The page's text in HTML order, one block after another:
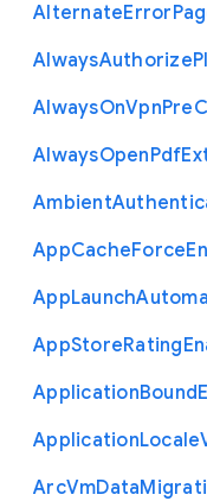
AlternateError
AlwaysAuthorize
AlwaysOnVpnPre
AlwaysOpenPdf
Ambient
AppCacheForce
AppLaunch
AppStoreRating
ApplicationBound
ApplicationLocale
ArcVmData